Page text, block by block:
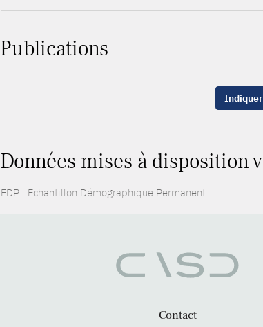
Publications
Données mises à disposition
EDP : Echantillon Démographique Permanent
Contact